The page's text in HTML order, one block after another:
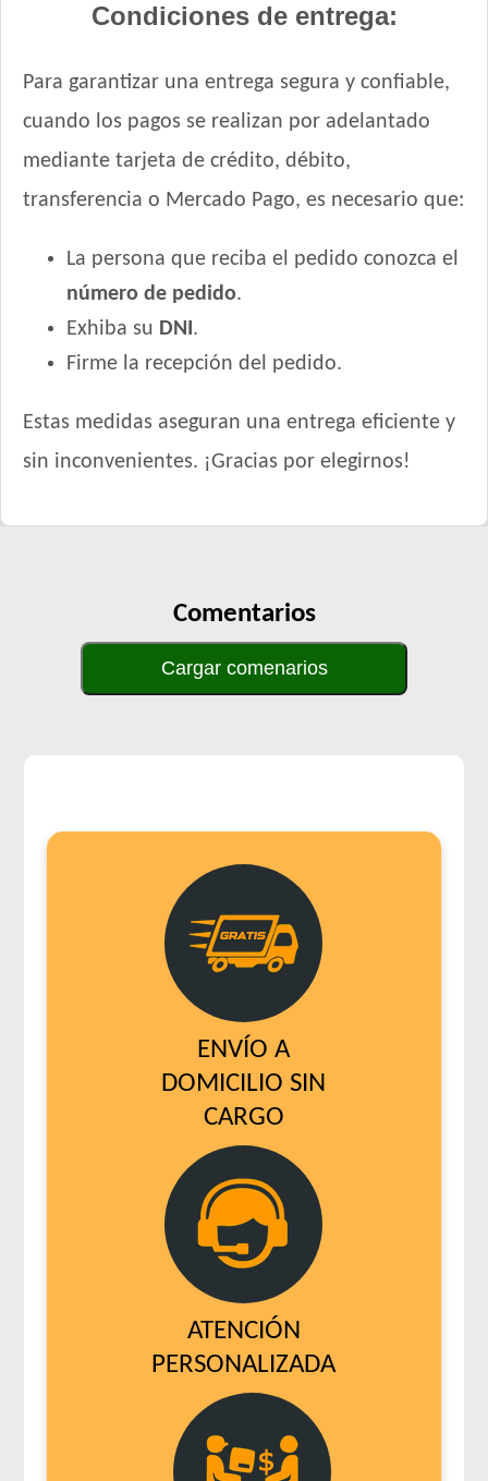
Royal Canin Perro Veterinary Satiety Support Weigth
Royal Canin Perro Veterinary Urinary S/O
Sabrositos Adultos Mix
Sabrositos Perro Adulto Carne, Cereales y Vegetales
Sabrositos Perros Adultos Carne, Pollo y Cerdo
Sanno Súper Premium Perro Adulto
Seguidor Perro Adulto Carne y Cereales
Sieger Perro Adulto Raza Pequeña
Sieger Perro Dermaprotect
Sieger Perro High Performance All Breeds
Supereco Perro Adulto
Top Nutrition Perro Adulto Grain Free
Top Nutrition Perro Adulto Raza Grande
Top Nutrition Perro Adulto Raza Mediana
Total Khan Adulto de Raza Pequeña
Upper Crock Perro Adulto Cerdo y Arroz
Upper Crock Perro Adulto Criadores
Upper Crock Perro de Raza Pequeña
Vagoneta Gourmet Perro Adulto
Vagoneta Mix Perro Adulto
Valiant Criadores Perro Adulto
Vitalcan Balanced Natural Recipe Perro Sabor Carne
Vitalcan Balanced Natural Recipe Perro Sabor Cerdo
Vitalcan Balanced Natural Recipe Perro Sabor Cordero
Vitalcan Balanced Natural Recipe Perro Sabor Pollo
Vitalcan Balanced Natural Recipe Salmón Rosado
Vitalcan Balanced Perro Adulto Raza Gigante
Vitalcan Balanced Perro Adulto Raza Grande
Vitalcan Balanced Perro Adulto Raza Mediana
Vitalcan Balanced Perro Adulto Raza Pequeña
Vitalcan Complete Adultos de Raza Pequeña
Vitalcan Complete Control de Peso
Vitalcan Complete Perro Adulto de Raza Mediana y Grande
Vitalcan Premium Perro Adulto
Condiciones de entrega:
Para garantizar una entrega segura y confiable,
cuando los pagos se realizan por adelantado
mediante tarjeta de crédito, débito,
transferencia o Mercado Pago, es necesario que:
La persona que reciba el pedido conozca el
número de pedido.
Exhiba su DNI.
Firme la recepción del pedido.
Estas medidas aseguran una entrega eficiente y
sin inconvenientes. ¡Gracias por elegirnos!
Comentarios
Cargar comenarios
ENVÍO A
DOMICILIO SIN
CARGO
ATENCIÓN
PERSONALIZADA